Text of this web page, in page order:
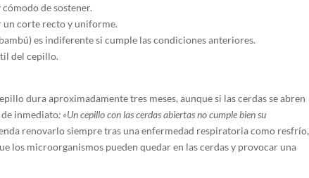
de sostener.
un corte recto y uniforme.
es indiferente si cumple las condiciones anteriores.
del cepillo.
dura aproximadamente tres meses, aunque si las cerdas se abren
de inmediato: «Un cepillo con las cerdas abiertas no cumple bien su
renovarlo siempre tras una enfermedad respiratoria como resfrío,
los microorganismos pueden quedar en las cerdas y provocar una